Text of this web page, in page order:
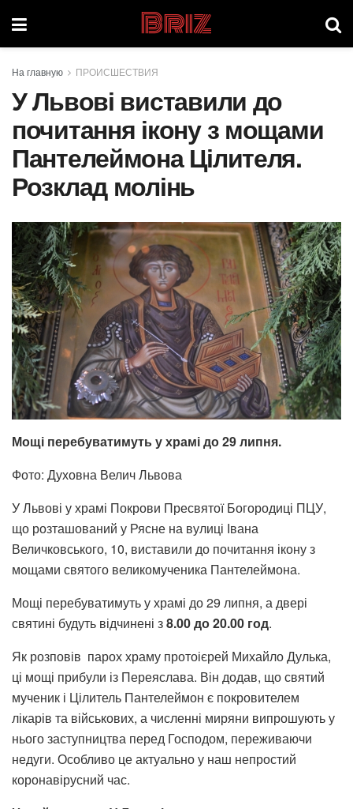
Briz
На главную ПРОИСШЕСТВИЯ
У Львові виставили до
почитання ікону з мощами
Пантелеймона Цілителя.
Розклад молінь
Мощі перебуватимуть у храмі до 29 липня.
Фото: Духовна Велич Львова
У Львові у храмі Покрови Пресвятої Богородиці ПЦУ,
що розташований у Рясне на вулиці Івана
Величковського, 10, виставили до почитання ікону з
мощами святого великомученика Пантелеймона.
Мощі перебуватимуть у храмі до 29 липня, а двері
святині будуть відчинені з8.00 до 20.00 год.
Як розповів парох храму протоієрей Михайло Дулька,
ці мощі прибули із Переяслава. Він додав, що святий
мученик і Цілитель Пантелеймон є покровителем
лікарів та військових, а численні миряни випрошують у
нього заступництва перед Господом, переживаючи
недуги. Особливо це актуально у наш непростий
коронавірусний час.